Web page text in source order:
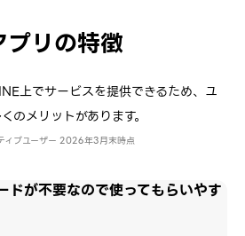
リの特徴
上でサービスを提供できるため、ユ
のメリットがあります。
ィブユーザー 2026年3月末時点
ドが不要なので使ってもらいやす